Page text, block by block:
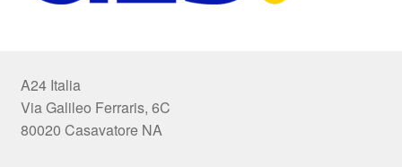
A24 Italia
Via Galileo Ferraris, 6C
80020 Casavatore NA